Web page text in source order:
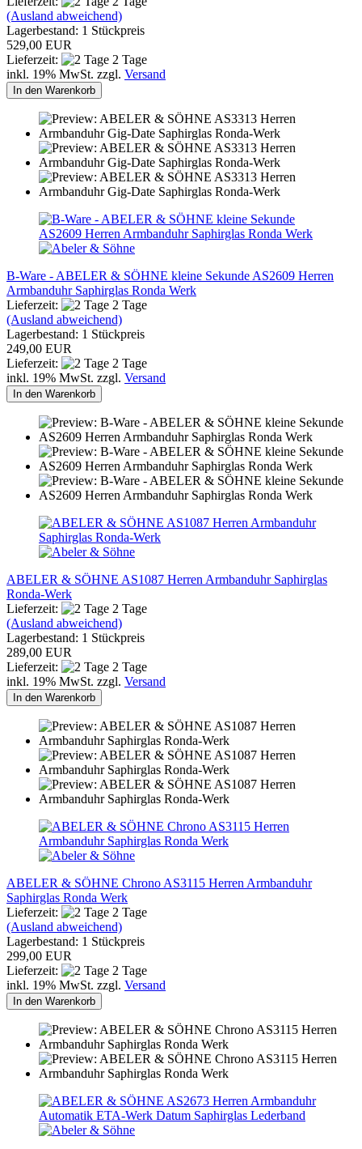
(Ausland abweichend)
Lagerbestand: 1 Stückpreis
529,00 EUR
Lieferzeit:
2 Tage
inkl. 19% MwSt. zzgl. Versand
In den Warenkorb
B-Ware - ABELER & SÖHNE kleine Sekunde AS2609 Herren
Armbanduhr Saphirglas Ronda Werk
Lieferzeit:
2 Tage
(Ausland abweichend)
Lagerbestand: 1 Stückpreis
249,00 EUR
Lieferzeit:
2 Tage
inkl. 19% MwSt. zzgl. Versand
In den Warenkorb
ABELER & SÖHNE AS1087 Herren Armbanduhr Saphirglas
Ronda-Werk
Lieferzeit:
2 Tage
(Ausland abweichend)
Lagerbestand: 1 Stückpreis
289,00 EUR
Lieferzeit:
2 Tage
inkl. 19% MwSt. zzgl. Versand
In den Warenkorb
ABELER & SÖHNE Chrono AS3115 Herren Armbanduhr
Saphirglas Ronda Werk
Lieferzeit:
2 Tage
(Ausland abweichend)
Lagerbestand: 1 Stückpreis
299,00 EUR
Lieferzeit:
2 Tage
inkl. 19% MwSt. zzgl. Versand
In den Warenkorb